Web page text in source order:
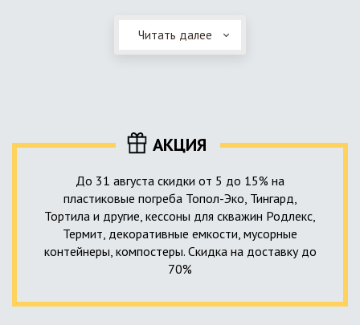
достаточную герметичность, недорогие, легко
Единственное решение в таком случае – это
использование КНС – канализационной насосной станции.
до выгребной ямы, септика или станции ГБО.
Читать далее
АКЦИЯ
До 31 августа скидки от 5 до 15% на
пластиковые погреба Топол-Эко, Тингард,
Тортила и другие, кессоны для скважин Родлекс,
Термит, декоративные емкости, мусорные
контейнеры, компостеры. Скидка на доставку до
70%